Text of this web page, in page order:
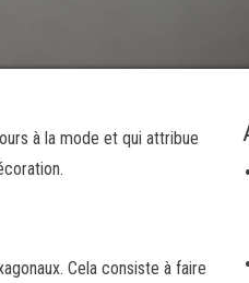
à la mode et qui attribue
Cela consiste à faire